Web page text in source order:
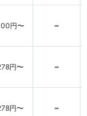
円〜 -
円〜 -
円〜 -